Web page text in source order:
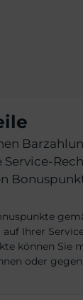
Service-
Ihrer
können Sie
oder